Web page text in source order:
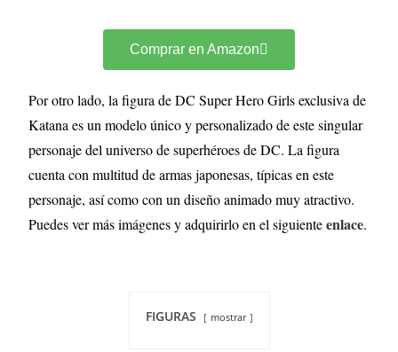
Comprar en Amazon
Por otro lado, la figura de DC Super Hero Girls exclusiva de
Katana es un modelo único y personalizado de este singular
personaje del universo de superhéroes de DC. La figura
cuenta con multitud de armas japonesas, típicas en este
personaje, así como con un diseño animado muy atractivo.
Puedes ver más imágenes y adquirirlo en el siguienteenlace.
FIGURAS mostrar